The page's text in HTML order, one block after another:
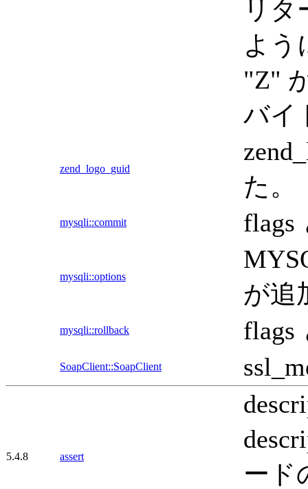
リタ
よう
"Z"
バイ
zend_logo_guid
た。
mysqli::commit flags
mysqli::options
が追
mysqli::rollback flags
SoapClient::SoapClient
5.4.8 assert
ード